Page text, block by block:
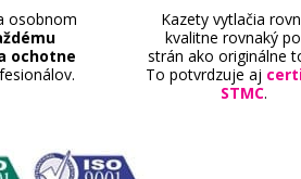
osobnom
ochotne
Kazety vytlačia
kvalitne rovnaký
strán ako originálne
To potvrdzuje aj
STMC.